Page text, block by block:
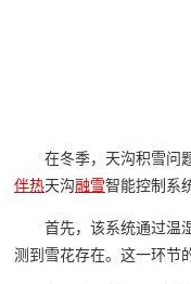
在冬季，天沟积雪问
伴热天沟融雪智能控制系
首先，该系统通过温
测到雪花存在。这一环节